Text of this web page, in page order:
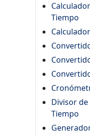
Tiempo
Divisor
Tiempo